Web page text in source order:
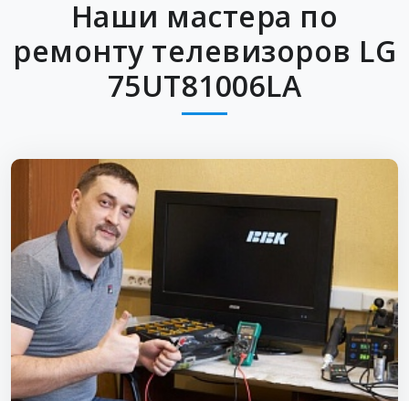
Наши мастера по
ремонту телевизоров LG
75UT81006LA